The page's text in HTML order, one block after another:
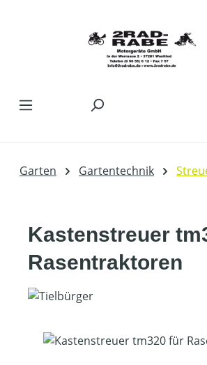
Garten Gartentechnik
Kastenstreuer
Rasentraktoren
Bildergalerie überspringen